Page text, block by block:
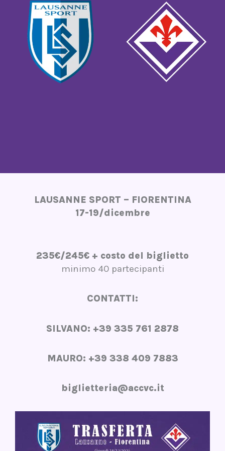
LAUSANNE SPORT – FIORENTINA
17-19/dicembre
235€/245€ + costo del biglietto
minimo 40 partecipanti
CONTATTI:
SILVANO: +39 335 761 2878
MAURO: +39 338 409 7883
biglietteria@accvc.it